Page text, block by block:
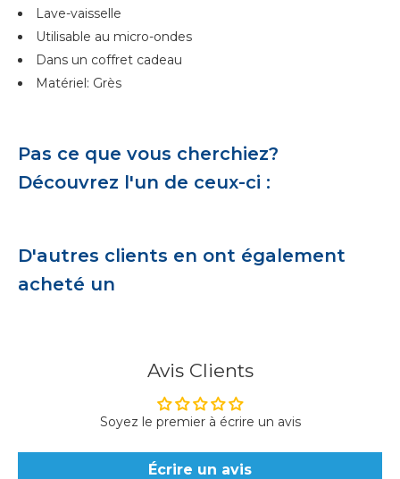
Lave-vaisselle
Utilisable au micro-ondes
Dans un coffret cadeau
Matériel: Grès
Pas ce que vous cherchiez?
Découvrez l'un de ceux-ci :
D'autres clients en ont également
acheté un
Avis Clients
Soyez le premier à écrire un avis
Écrire un avis